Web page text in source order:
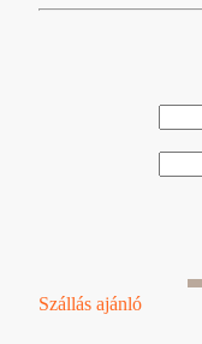
Szállás ajánló